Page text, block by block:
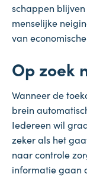
schappen
menselijke
van
Op zoek
Wanneer de
brein
Iedereen wil
zeker als het
naar controle
informatie gaan